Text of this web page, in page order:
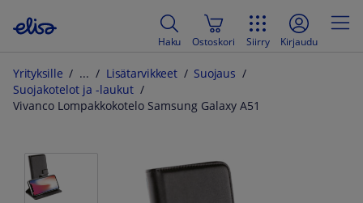
Haku Ostoskori Siirry Kirjaudu
Yrityksille Lisätarvikkeet
Suojaus
Suojakotelot ja -laukut
Vivanco Lompakkokotelo Samsung Galaxy A51